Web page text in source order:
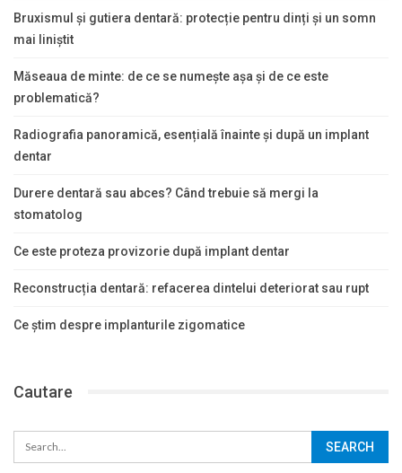
Bruxismul și gutiera dentară: protecție pentru dinți și un somn
mai liniștit
Măseaua de minte: de ce se numește așa și de ce este
problematică?
Radiografia panoramică, esențială înainte și după un implant
dentar
Durere dentară sau abces? Când trebuie să mergi la
stomatolog
Ce este proteza provizorie după implant dentar
Reconstrucția dentară: refacerea dintelui deteriorat sau rupt
Ce știm despre implanturile zigomatice
Cautare